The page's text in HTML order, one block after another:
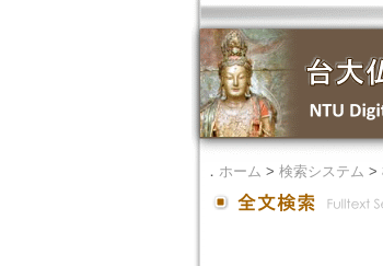
． ホーム > 検索システム >